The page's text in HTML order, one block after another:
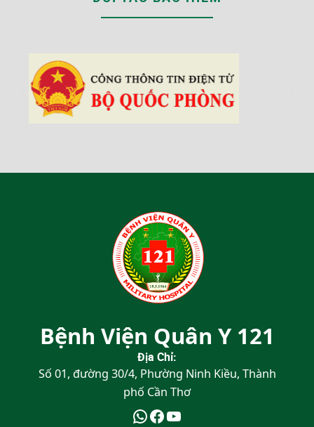
Bệnh Viện Quân Y 121
Địa Chỉ:
Số 01, đường 30/4, Phường Ninh Kiều, Thành
phố Cần Thơ